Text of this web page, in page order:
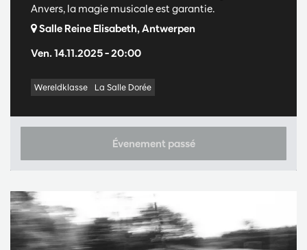
Ven. 14.11.2025– 20:00
Anvers, la magie musicale est garantie.
Salle Reine Elisabeth, Antwerpen
Wereldklasse La Salle Dorée
Évenement passé